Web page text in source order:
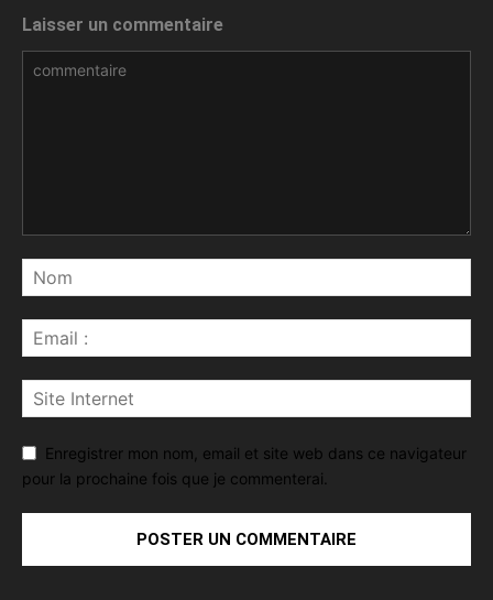
Laisser un commentaire
Enregistrer mon nom, email et site web dans ce navigateur
pour la prochaine fois que je commenterai.